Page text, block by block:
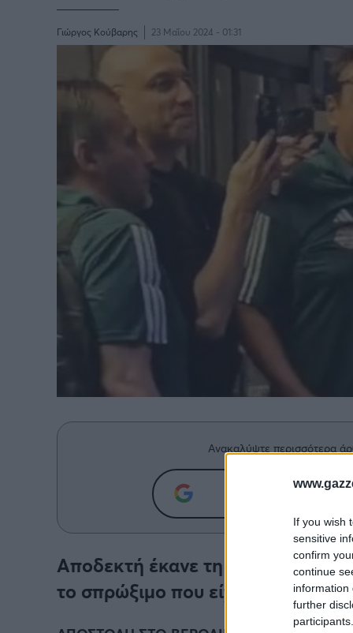
If you wish
sensitive
confirm
continue
information
further
Γιώργος Κούβαρης 23 Μαΐου 2024 - 01:31
Ανακαλύψτε περισσότερα
Προσθήκη
Αποδεκτή έκανε τη συγγνώμη
το σπρώξιμο που είχε δεχθεί